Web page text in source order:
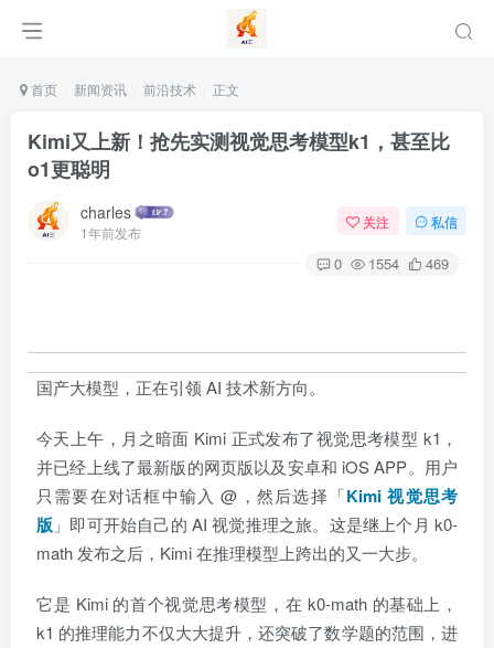
首页 新闻资讯 前沿技术 正文
Kimi又上新！抢先实测视觉思考模型k1，甚至比
o1更聪明
charles
1年前发布
关注 私信
0 1554 469
国产大模型，正在引领 AI 技术新方向。
今天上午，月之暗面 Kimi 正式发布了视觉思考模型 k1，
并已经上线了最新版的网页版以及安卓和 iOS APP。用户
只需要在对话框中输入 @，然后选择「Kimi 视觉思考
版 」即可开始自己的 AI 视觉推理之旅。这是继上个月 k0-
math 发布之后，Kimi 在推理模型上跨出的又一大步。
它是 Kimi 的首个视觉思考模型，在 k0-math 的基础上，
k1 的推理能力不仅大大提升，还突破了数学题的范围，进